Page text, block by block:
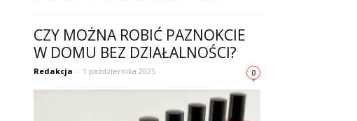
CZY MOŻNA ROBIĆ PAZNOKCIE
W DOMU BEZ DZIAŁALNOŚCI?
Redakcja - 1 października 2025 0